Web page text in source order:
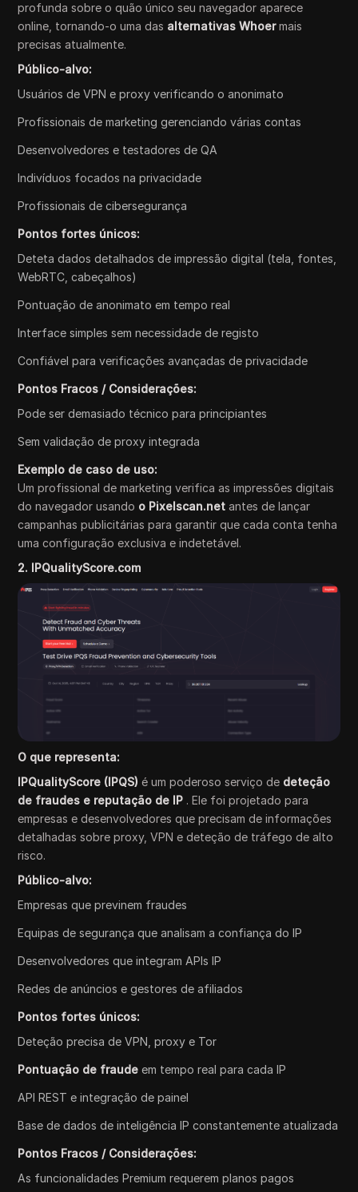
profunda sobre o quão único seu navegador aparece
online, tornando-o uma das alternativas Whoermais
precisas atualmente.
Público-alvo:
Usuários de VPN e proxy verificando o anonimato
Profissionais de marketing gerenciando várias contas
Desenvolvedores e testadores de QA
Indivíduos focados na privacidade
Profissionais de cibersegurança
Pontos fortes únicos:
Deteta dados detalhados de impressão digital (tela, fontes,
WebRTC, cabeçalhos)
Pontuação de anonimato em tempo real
Interface simples sem necessidade de registo
Confiável para verificações avançadas de privacidade
Pontos Fracos / Considerações:
Pode ser demasiado técnico para principiantes
Sem validação de proxy integrada
Exemplo de caso de uso:
Um profissional de marketing verifica as impressões digitais
do navegador usando o Pixelscan.net antes de lançar
campanhas publicitárias para garantir que cada conta tenha
uma configuração exclusiva e indetetável.
2. IPQualityScore.com
O que representa:
IPQualityScore (IPQS) é um poderoso serviço de deteção
de fraudes e reputação de IP . Ele foi projetado para
empresas e desenvolvedores que precisam de informações
detalhadas sobre proxy, VPN e deteção de tráfego de alto
risco.
Público-alvo:
Empresas que previnem fraudes
Equipas de segurança que analisam a confiança do IP
Desenvolvedores que integram APIs IP
Redes de anúncios e gestores de afiliados
Pontos fortes únicos:
Deteção precisa de VPN, proxy e Tor
Pontuação de fraude em tempo real para cada IP
API REST e integração de painel
Base de dados de inteligência IP constantemente atualizada
Pontos Fracos / Considerações:
As funcionalidades Premium requerem planos pagos